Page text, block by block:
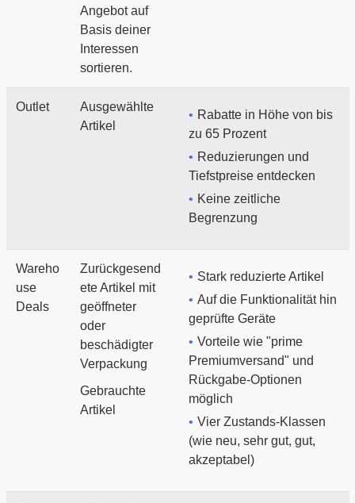
Angebot auf
Basis deiner
Interessen
sortieren.
Outlet
Ausgewählte
Artikel
Rabatte in Höhe von bis
zu 65 Prozent
Reduzierungen und
Tiefstpreise entdecken
Keine zeitliche
Begrenzung
Wareho
use
Deals
Zurückgesend
ete Artikel mit
geöffneter
oder
beschädigter
Verpackung
Gebrauchte
Artikel
Stark reduzierte Artikel
Auf die Funktionalität hin
geprüfte Geräte
Vorteile wie "prime
Premiumversand" und
Rückgabe-Optionen
möglich
Vier Zustands-Klassen
(wie neu, sehr gut, gut,
akzeptabel)